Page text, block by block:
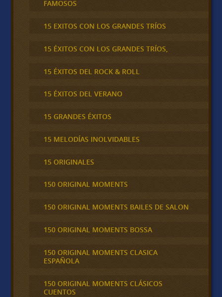
FAMOSOS
15 EXITOS CON LOS GRANDES TRÍOS
15 ÉXITOS CON LOS GRANDES TRÍOS,
15 ÉXITOS DEL ROCK & ROLL
15 ÉXITOS DEL VERANO
15 GRANDES ÉXITOS
15 MELODÍAS INOLVIDABLES
15 ORIGINALES
150 ORIGINAL MOMENTS
150 ORIGINAL MOMENTS BAILES DE SALON
150 ORIGINAL MOMENTS BOSSA
150 ORIGINAL MOMENTS CLASICA
ESPAÑOLA
150 ORIGINAL MOMENTS CLÁSICOS
CUENTOS